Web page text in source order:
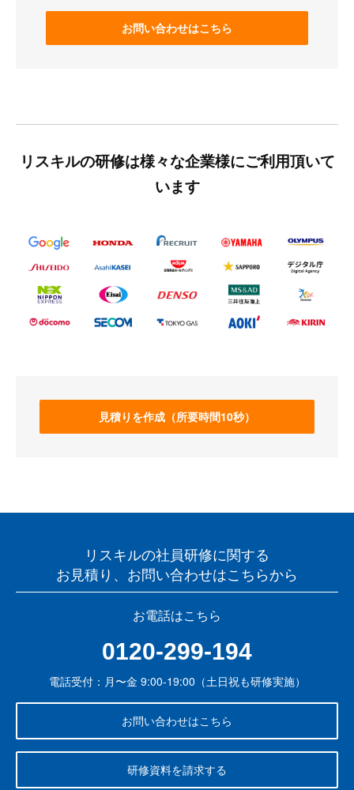
お問い合わせはこちら
リスキルの研修は様々な企業様にご利用頂いて
います
見積りを作成（所要時間10秒）
リスキルの社員研修に関する
お見積り、お問い合わせはこちらから
お電話はこちら
0120-299-194
電話受付：月〜金 9:00-19:00（土日祝も研修実施）
お問い合わせはこちら
研修資料を請求する